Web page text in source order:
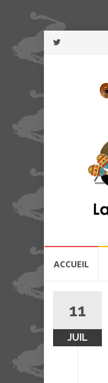
ACCUEIL
11
JUIL